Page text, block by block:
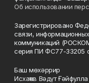
Об использовании
Зарегистрировано
связи,
коммуникаций
серия ПИ ФС77-33205
Баш мөхәррир
Исхаҡов Вәдүт